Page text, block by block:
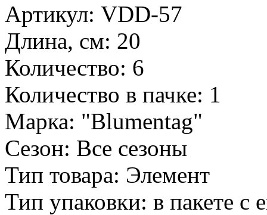
Артикул: VDD-57
Длина, см: 20
Количество: 6
Количество в пачке: 1
Марка: "Blumentag"
Сезон: Все сезоны
Тип товара: Элемент
Тип упаковки: в пакете с